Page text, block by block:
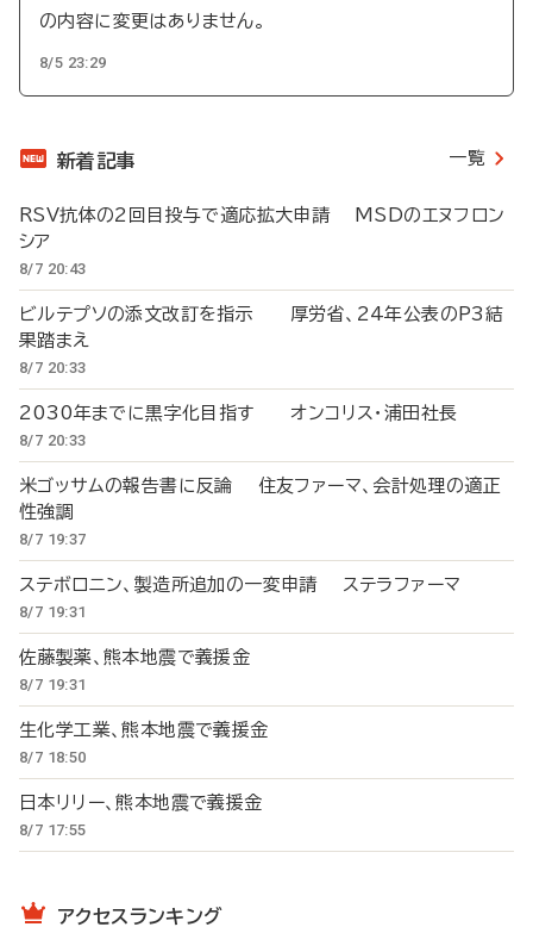
の内容に変更はありません。
8/5 23:29
新着記事 一覧
RSV抗体の2回目投与で適応拡大申請 MSDのエヌフロン
シア
8/7 20:43
ビルテプソの添文改訂を指示 厚労省、24年公表のP3結
果踏まえ
8/7 20:33
2030年までに黒字化目指す オンコリス・浦田社長
8/7 20:33
米ゴッサムの報告書に反論 住友ファーマ、会計処理の適正
性強調
8/7 19:37
ステボロニン、製造所追加の一変申請 ステラファーマ
8/7 19:31
佐藤製薬、熊本地震で義援金
8/7 19:31
生化学工業、熊本地震で義援金
8/7 18:50
日本リリー、熊本地震で義援金
8/7 17:55
アクセスランキング